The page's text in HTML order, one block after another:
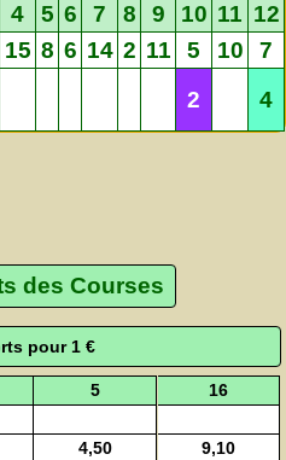
4 5 6 7 8 9 10 11 12
15 8 6 14 2 11 5 10
7
2 4
des Courses
pour 1 €
5
16
4,50 9,10